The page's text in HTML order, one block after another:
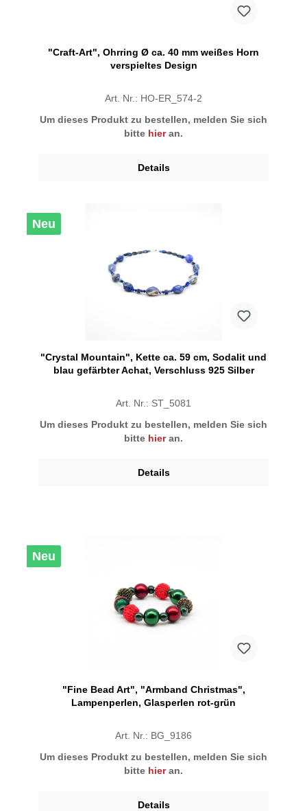
"Craft-Art", Ohrring Ø ca. 40 mm weißes Horn
verspieltes Design
Art. Nr.: HO-ER_574-2
Um dieses Produkt zu bestellen, melden Sie sich
bitte hieran.
Details
Neu
"Crystal Mountain", Kette ca. 59 cm, Sodalit und
blau gefärbter Achat, Verschluss 925 Silber
Art. Nr.: ST_5081
Um dieses Produkt zu bestellen, melden Sie sich
bitte hieran.
Details
Neu
"Fine Bead Art", "Armband Christmas",
Lampenperlen, Glasperlen rot-grün
Art. Nr.: BG_9186
Um dieses Produkt zu bestellen, melden Sie sich
bitte hieran.
Details